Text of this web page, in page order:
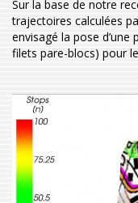
Sur la base de notre
trajectoires calculées
envisagé la pose
filets pare-blocs) pour